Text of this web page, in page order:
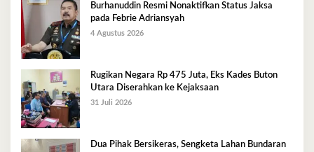
Burhanuddin Resmi Nonaktifkan Status Jaksa
pada Febrie Adriansyah
4 Agustus 2026
Rugikan Negara Rp 475 Juta, Eks Kades Buton
Utara Diserahkan ke Kejaksaan
31 Juli 2026
Dua Pihak Bersikeras, Sengketa Lahan Bundaran